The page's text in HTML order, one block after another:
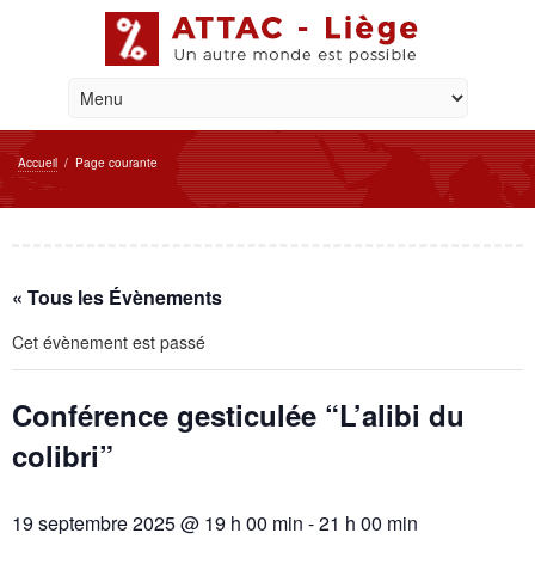
Accueil / Page courante
« Tous les Évènements
Cet évènement est passé
Conférence gesticulée “L’alibi du
colibri”
19 septembre 2025 @ 19 h 00 min -21 h 00 min